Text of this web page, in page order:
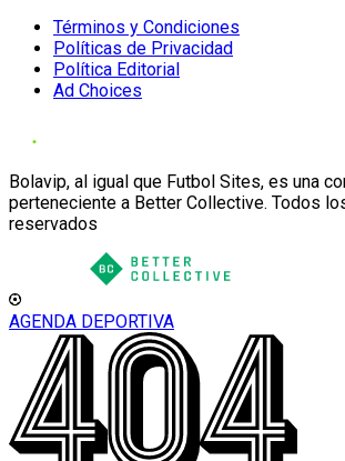
Términos y Condiciones
Políticas de Privacidad
Política Editorial
Ad Choices
Bolavip, al igual que Futbol Sites, es una
perteneciente a Better Collective. Todos
reservados
AGENDA DEPORTIVA